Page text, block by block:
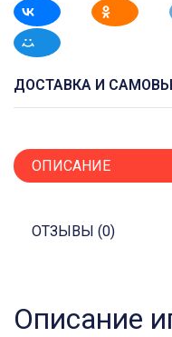
ДОСТАВКА И
ОПИСАНИЕ
ОТЗЫВЫ (0)
Описание